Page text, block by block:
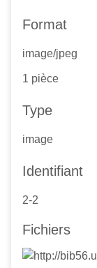
Format
image/jpeg
1 pièce
Type
image
Identifiant
2-2
Fichiers